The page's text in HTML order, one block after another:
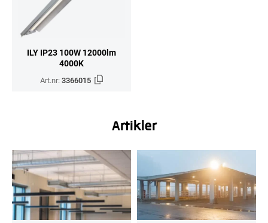
ILY IP23 100W 12000lm
4000K
Art.nr:3366015
Artikler